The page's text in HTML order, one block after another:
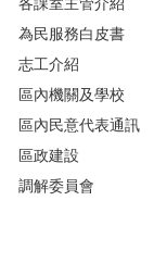
為民服務白皮書
志工介紹
區內機關及學校
區內民意代表通訊
區政建設
調解委員會